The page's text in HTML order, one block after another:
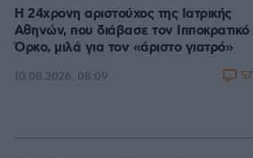
Η 24χρονη αριστούχος της Ιατρικής
Αθηνών, που διάβασε τον Ιπποκρατικό
Όρκο, μιλά για τον «άριστο γιατρό»
10.08.2026, 08:09 57